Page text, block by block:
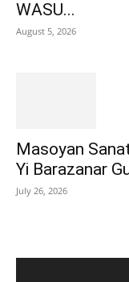
WASU...
August 5, 2026
Masoyan
Yi Barazanar
July 26, 2026